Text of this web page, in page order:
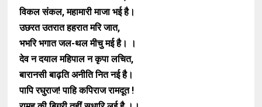
विकल संकल, महामारी माजा भई है।
उछरत उतरात हहरात मरि जात,
भभरि भगात जल-थल मीचु मई है। ।
देव न दयाल महिपाल न कृपा लचित,
बारानसी बाढ़ति अनीति नित नई है।
पापि रघुराज! पाहि कपिराज रामदूत !